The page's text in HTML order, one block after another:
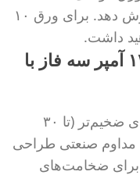
۱۵ میلی‌متر را با کیفیت قابل قبول برش دهد. برای ورق ۱۰
داشت.
تفاوت دستگاه برش پلاسما ۱۲۰ آمپر سه فاز با
دستگاه ۱۲۰ آمپر توانایی برش ورق‌های ضخیم‌تر (تا ۳۰
مداوم صنعتی طراحی
حالی که مدل ۸۰ آمپر برای ضخامت‌های